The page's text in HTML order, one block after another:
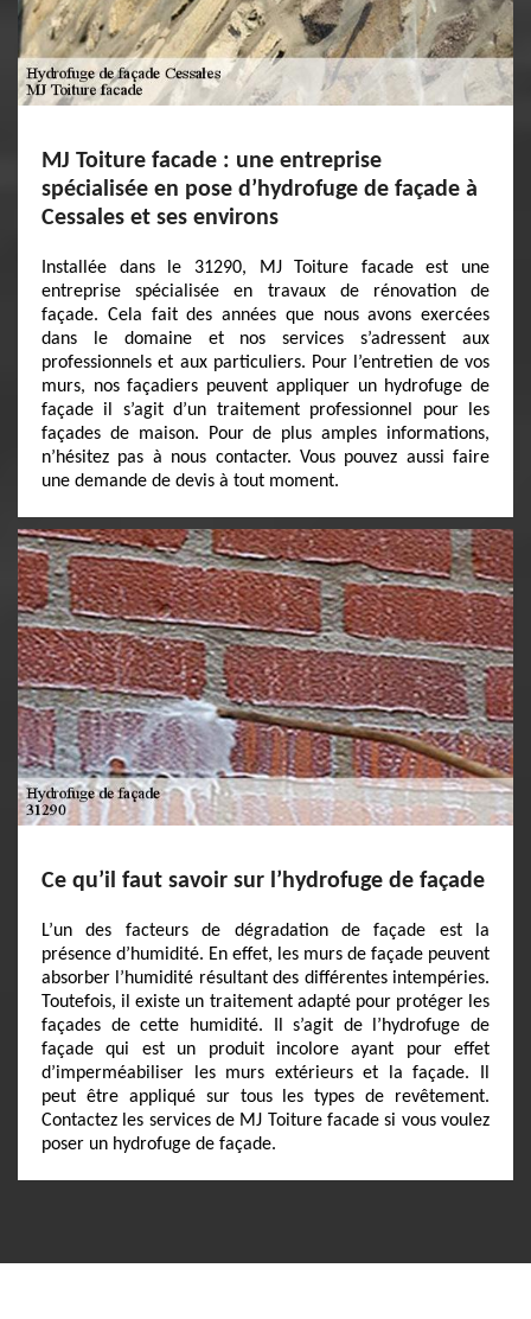
MJ Toiture facade : une entreprise
spécialisée en pose d’hydrofuge de façade à
Cessales et ses environs
Installée dans le 31290, MJ Toiture facade est une
entreprise spécialisée en travaux de rénovation de
façade. Cela fait des années que nous avons exercées
dans le domaine et nos services s’adressent aux
professionnels et aux particuliers. Pour l’entretien de vos
murs, nos façadiers peuvent appliquer un hydrofuge de
façade il s’agit d’un traitement professionnel pour les
façades de maison. Pour de plus amples informations,
n’hésitez pas à nous contacter. Vous pouvez aussi faire
une demande de devis à tout moment.
Ce qu’il faut savoir sur l’hydrofuge de façade
L’un des facteurs de dégradation de façade est la
présence d’humidité. En effet, les murs de façade peuvent
absorber l’humidité résultant des différentes intempéries.
Toutefois, il existe un traitement adapté pour protéger les
façades de cette humidité. Il s’agit de l’hydrofuge de
façade qui est un produit incolore ayant pour effet
d’imperméabiliser les murs extérieurs et la façade. Il
peut être appliqué sur tous les types de revêtement.
Contactez les services de MJ Toiture facade si vous voulez
poser un hydrofuge de façade.